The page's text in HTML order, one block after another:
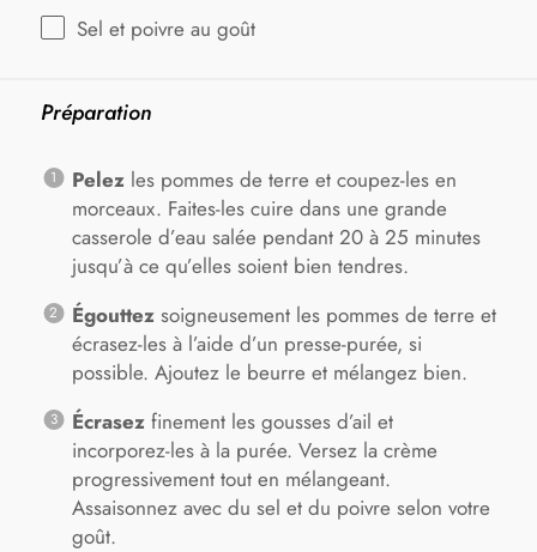
Sel et poivre au goût
Préparation
Pelezles pommes de terre et coupez-les en
morceaux. Faites-les cuire dans une grande
casserole d’eau salée pendant 20 à 25 minutes
jusqu’à ce qu’elles soient bien tendres.
Égouttezsoigneusement les pommes de terre et
écrasez-les à l’aide d’un presse-purée, si
possible. Ajoutez le beurre et mélangez bien.
Écrasezfinement les gousses d’ail et
incorporez-les à la purée. Versez la crème
progressivement tout en mélangeant.
Assaisonnez avec du sel et du poivre selon votre
goût.